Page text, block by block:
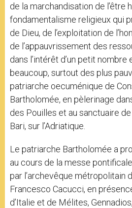
de la marchandisation de l’être
fondamentalisme religieux qui
de Dieu, de l’exploitation de
de l’appauvrissement des
dans l’intérêt d’un petit
beaucoup, surtout des plus
patriarche oecuménique de
Bartholomée, en pèlerinage
des Pouilles et au sanctuaire
Bari, sur l’Adriatique.
Le patriarche Bartholomée a
au cours de la messe
par l’archevêque métropolitain
Francesco Cacucci, en
d’Italie et de Mélites,